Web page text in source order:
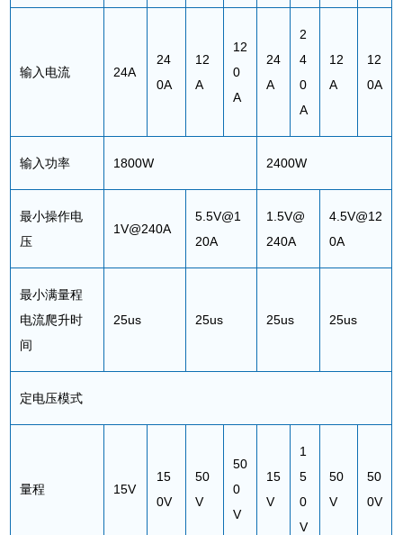
输入电流 24A
24
0A
12
A
12
0
A
24
A
2
4
0
A
12
A
12
0A
输入功率 1800W 2400W
最小操作电
压
1V@240A
5.5V@1
20A
1.5V@
240A
4.5V@12
0A
最小满量程
电流爬升时
间
25us 25us 25us 25us
定电压模式
量程 15V
15
0V
50
V
50
0
V
15
V
1
5
0
V
50
V
50
0V